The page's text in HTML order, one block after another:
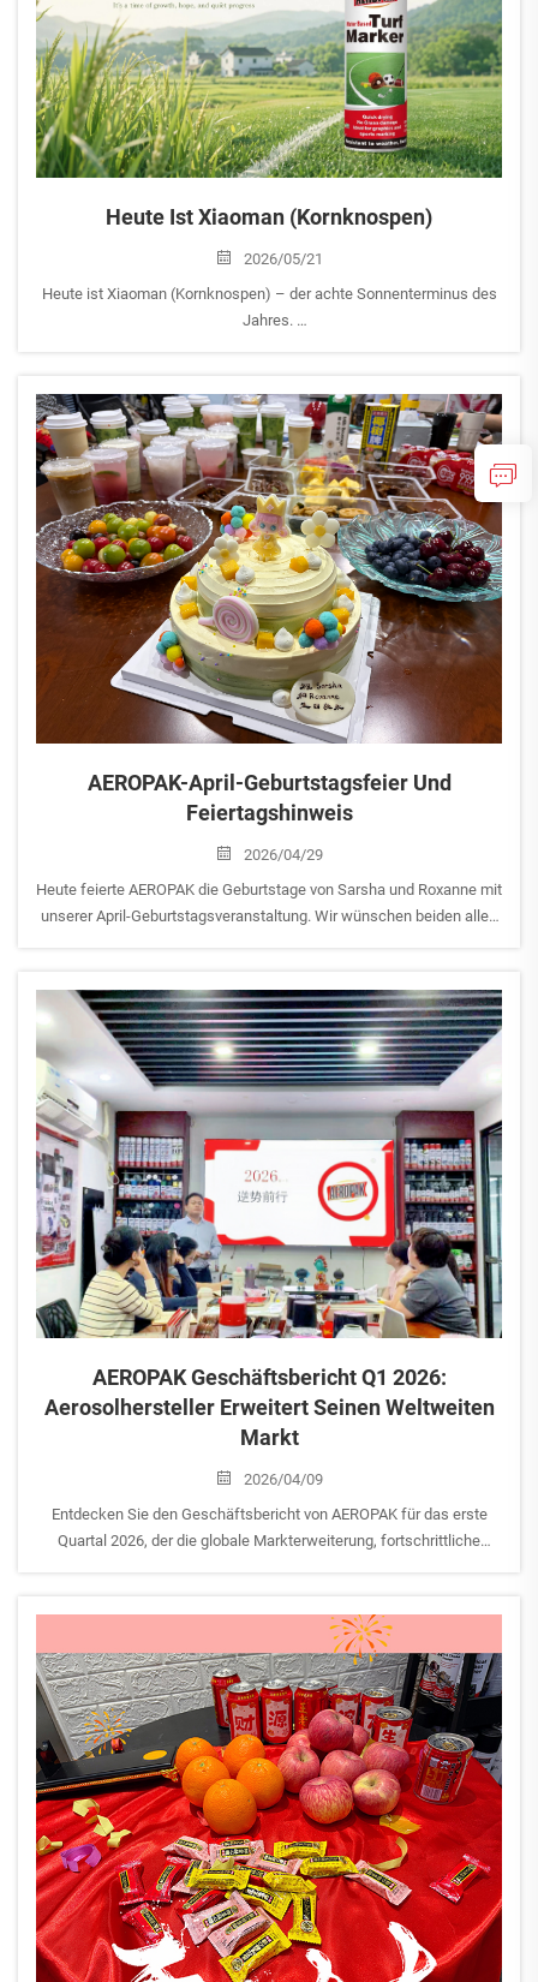
Heute Ist Xiaoman (Kornknospen)
2026/05/21
Heute ist Xiaoman (Kornknospen) – der achte Sonnenterminus des
Jahres.
Hoffnung und des stillen Fortschritts – wenn die Natur Kraft
sammelt, um…
AEROPAK-April-Geburtstagsfeier Und
Feiertagshinweis
2026/04/29
Heute feierte AEROPAK die Geburtstage von Sarsha und Roxanne mit
unserer April-Geburtstagsveranstaltung. Wir wünschen beiden alles
Gleichzeitig gilt der Feiertag am Tag der Arbeit...
AEROPAK Geschäftsbericht Q1 2026:
Aerosolhersteller Erweitert Seinen Weltweiten
Markt
2026/04/09
Entdecken Sie den Geschäftsbericht von AEROPAK für das erste
Quartal 2026, der die globale Markterweiterung, fortschrittliche
führende Hersteller von Aerosolprodukten weltweit Wachstum